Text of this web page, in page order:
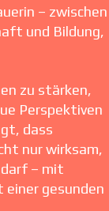
– zwischen
und Bildung,
zu stärken,
Perspektiven
dass
nur wirksam,
darf – mit
einer gesunden